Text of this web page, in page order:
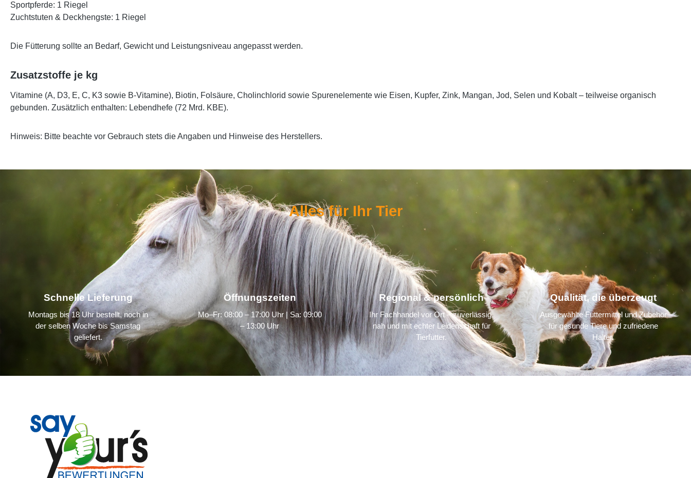
Sportpferde: 1 Riegel
Zuchtstuten & Deckhengste: 1 Riegel
Die Fütterung sollte an Bedarf, Gewicht und Leistungsniveau angepasst werden.
Zusatzstoffe je kg
Vitamine (A, D3, E, C, K3 sowie B-Vitamine), Biotin, Folsäure, Cholinchlorid sowie Spurenelemente wie Eisen, Kupfer, Zink, Mangan, Jod, Selen und Kobalt – teilweise organisch
gebunden. Zusätzlich enthalten: Lebendhefe (72 Mrd. KBE).
Hinweis: Bitte beachte vor Gebrauch stets die Angaben und Hinweise des Herstellers.
Alles für Ihr Tier
Schnelle Lieferung
Montags bis 18 Uhr bestellt, noch in
der selben Woche bis Samstag
geliefert.
Öffnungszeiten
Mo–Fr: 08:00 – 17:00 Uhr | Sa: 09:00
– 13:00 Uhr
Regional & persönlich
Ihr Fachhandel vor Ort – zuverlässig,
nah und mit echter Leidenschaft für
Tierfutter.
Qualität, die überzeugt
Ausgewählte Futtermittel und Zubehör
für gesunde Tiere und zufriedene
Halter.